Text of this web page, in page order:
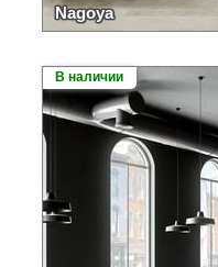
Nagoya
В наличии